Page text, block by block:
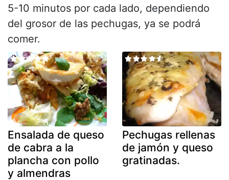
5-10 minutos por cada lado, dependiendo
del grosor de las pechugas, ya se podrá
comer.
Ensalada de queso
de cabra a la
plancha con pollo
y almendras
Pechugas rellenas
de jamón y queso
gratinadas.